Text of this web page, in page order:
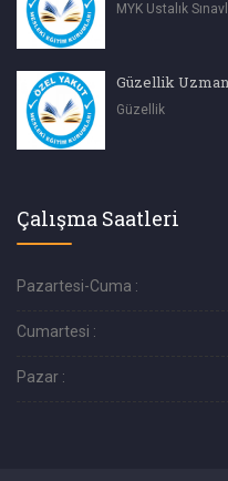
MYK Ustalık
Güzellik
Güzellik
Çalışma Saatleri
Pazartesi-Cuma :
Cumartesi :
Pazar :